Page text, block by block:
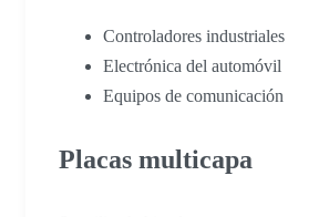
Controladores industriales
Electrónica del automóvil
Equipos de comunicación
Placas multicapa